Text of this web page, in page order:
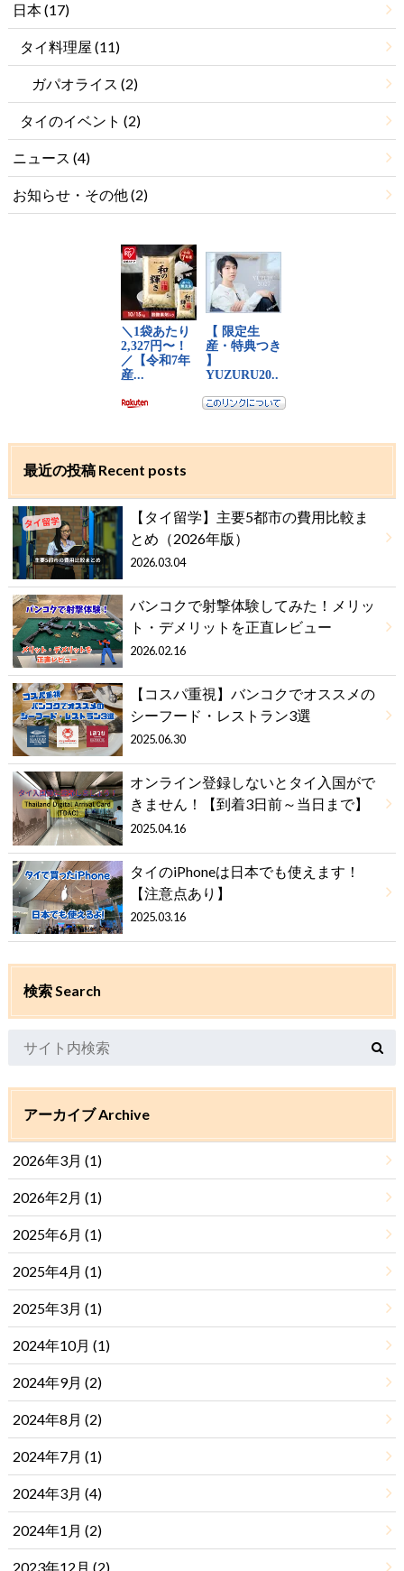
日本(17)
タイ料理屋 (11)
ガパオライス (2)
タイのイベント (2)
ニュース (4)
お知らせ・その他(2)
最近の投稿 Recent posts
【タイ留学】主要5都市の費用比較ま
とめ（2026年版）
2026.03.04
バンコクで射撃体験してみた！メリッ
ト・デメリットを正直レビュー
2026.02.16
【コスパ重視】バンコクでオススメの
シーフード・レストラン3選
2025.06.30
オンライン登録しないとタイ入国がで
きません！【到着3日前～当日まで】
2025.04.16
タイのiPhoneは日本でも使えます！
【注意点あり】
2025.03.16
検索 Search
アーカイブ Archive
2026年3月 (1)
2026年2月 (1)
2025年6月 (1)
2025年4月 (1)
2025年3月 (1)
2024年10月 (1)
2024年9月 (2)
2024年8月 (2)
2024年7月 (1)
2024年3月 (4)
2024年1月 (2)
2023年12月 (2)